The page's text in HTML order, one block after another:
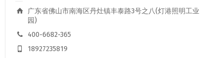
广东省佛山市南海区丹灶镇丰泰路3号之八(灯港照明工业
园)
400-6682-365
18927235819